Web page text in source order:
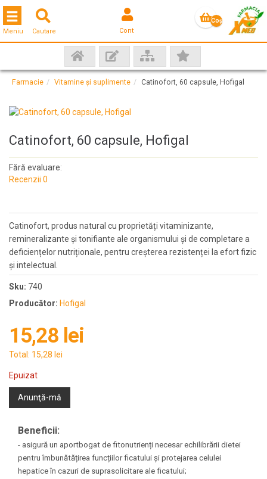
Cautare Cont
Coş
Toggle navigation
Meniu
Farmacie Vitamine și suplimente Catinofort, 60 capsule, Hofigal
Catinofort, 60 capsule, Hofigal
Fără evaluare:
Recenzii 0
Catinofort, produs natural cu proprietăți vitaminizante,
remineralizante și tonifiante ale organismului și de completare a
deficiențelor nutriționale, pentru creșterea rezistenței la efort fizic
și intelectual.
Sku: 740
Producător: Hofigal
15,28 lei
Total: 15,28 lei
Epuizat
Anunţă-mă
Beneficii:
- asigură un aportbogat de fitonutrienți necesar echilibrării dietei
pentru îmbunătățirea funcțiilor ficatului și protejarea celulei
hepatice în cazuri de suprasolicitare ale ficatului;